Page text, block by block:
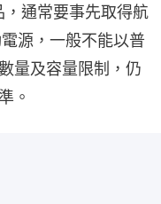
通常要事先取得航
源，一般不能以普
量及容量限制，仍
。